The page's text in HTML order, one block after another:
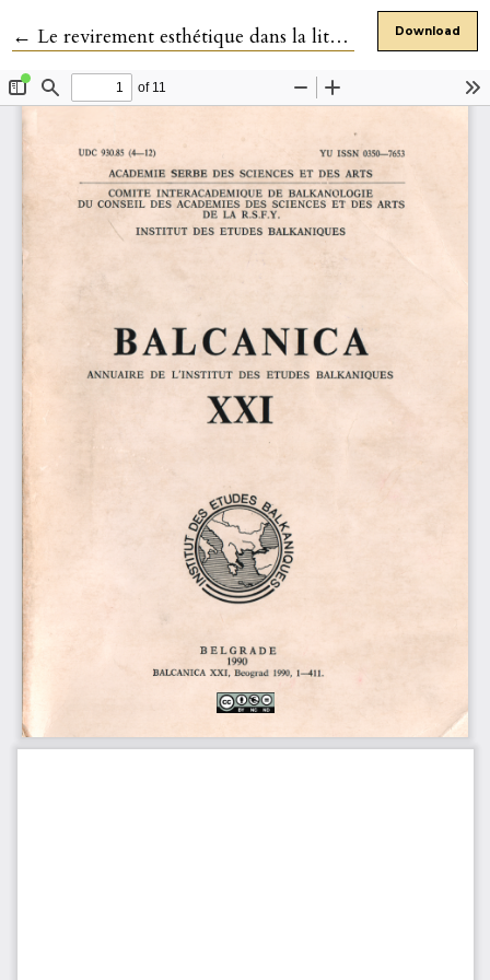
← Return to Article Details
Le revirement esthétique dans la littérature bulgare entre 1920 et 1930 Download